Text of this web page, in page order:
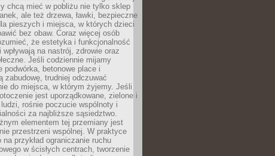
chcą mieć w pobliżu nie tylko sklep
ale też drzewa, ławki, bezpieczne
pieszych i miejsca, w których dzieci
bez obaw. Coraz więcej osób
że estetyka i funkcjonalność
wpływają na nastrój, zdrowie oraz
Jeśli codziennie mijamy
podwórka, betonowe place i
zabudowę, trudniej odczuwać
do miejsca, w którym żyjemy. Jeśli
jest uporządkowane, zielone i
rośnie poczucie wspólnoty i
za najbliższe sąsiedztwo.
elementem tej przemiany jest
przestrzeni wspólnej. W praktyce
na przykład ograniczanie ruchu
w ścisłych centrach, tworzenie